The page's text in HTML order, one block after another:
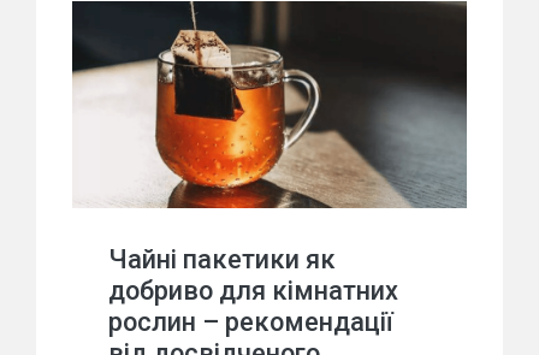
Чайні пакетики як
добриво для кімнатних
рослин – рекомендації